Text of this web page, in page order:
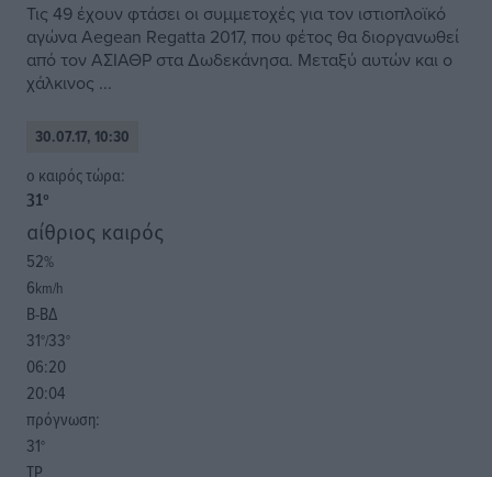
Τις 49 έχουν φτάσει οι συμμετοχές για τον ιστιοπλοϊκό
αγώνα Aegean Regatta 2017, που φέτος θα διοργανωθεί
από τον ΑΣΙΑΘΡ στα Δωδεκάνησα. Μεταξύ αυτών και ο
χάλκινος ...
30.07.17, 10:30
o καιρός τώρα:
31°
αίθριος καιρός
52%
6km/h
Β-ΒΔ
31°/33°
06:20
20:04
πρόγνωση:
31°
ΤΡ